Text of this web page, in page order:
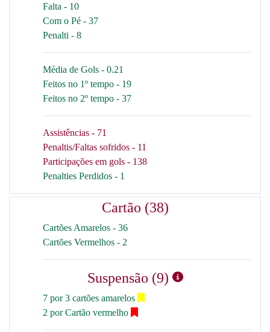
Falta - 10
Com o Pé - 37
Penalti - 8
Média de Gols - 0.21
Feitos no 1º tempo - 19
Feitos no 2º tempo - 37
Assistências - 71
Penaltis/Faltas sofridos - 11
Participações em gols - 138
Penalties Perdidos - 1
Cartão (38)
Cartões Amarelos - 36
Cartões Vermelhos - 2
Suspensão (9)
7 por 3 cartões amarelos
2 por Cartão vermelho